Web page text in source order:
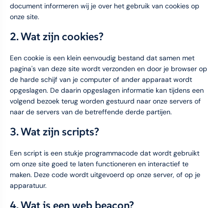
document informeren wij je over het gebruik van cookies op
onze site.
2. Wat zijn cookies?
Een cookie is een klein eenvoudig bestand dat samen met
pagina's van deze site wordt verzonden en door je browser op
de harde schijf van je computer of ander apparaat wordt
opgeslagen. De daarin opgeslagen informatie kan tijdens een
volgend bezoek terug worden gestuurd naar onze servers of
naar de servers van de betreffende derde partijen.
3. Wat zijn scripts?
Een script is een stukje programmacode dat wordt gebruikt
om onze site goed te laten functioneren en interactief te
maken. Deze code wordt uitgevoerd op onze server, of op je
apparatuur.
4. Wat is een web beacon?